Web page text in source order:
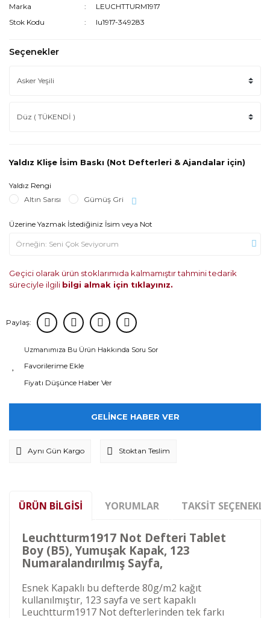
Marka
LEUCHTTURM1917
Stok Kodu
lu1917-349283
Seçenekler
Yaldız Klişe İsim Baskı (Not Defterleri & Ajandalar için)
Yaldız Rengi
Altın Sarısı
Gümüş Gri
Üzerine Yazmak İstediğiniz İsim veya Not
Geçici olarak ürün stoklarımıda kalmamıştır tahmini tedarik
süreciyle ilgili bilgi almak için tıklayınız.
Paylaş:
Uzmanımıza Bu Ürün Hakkında Soru Sor
Fiyatı Düşünce Haber Ver
GELİNCE HABER VER
Aynı Gün Kargo Stoktan Teslim
ÜRÜN BILGISI YORUMLAR TAKSIT
Leuchtturm1917 Not Defteri Tablet
Boy (B5), Yumuşak Kapak, 123
Numaralandırılmış Sayfa,
Esnek Kapaklı bu defterde 80g/m2 kağıt
kullanılmıştır, 123 sayfa ve sert kapaklı
Leuchtturm1917 Not defterlerinden tek farkı